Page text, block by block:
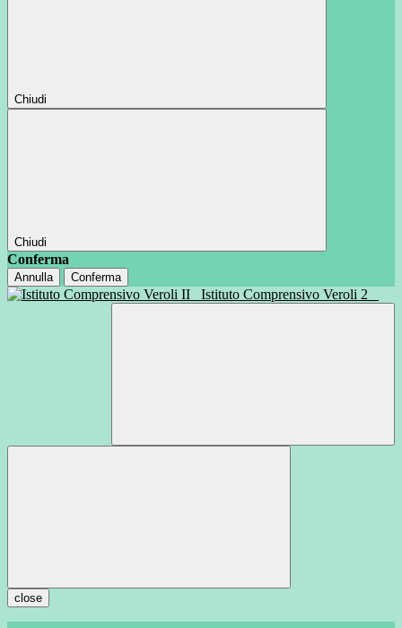
Chiudi
Chiudi
Conferma
Annulla Conferma
Istituto Comprensivo Veroli 2
close